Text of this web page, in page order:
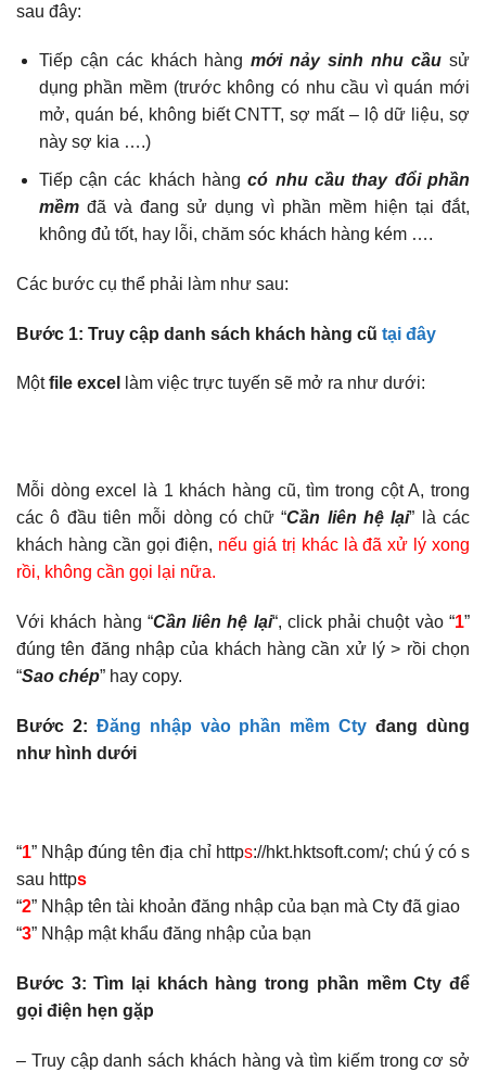
sau đây:
Tiếp cận các khách hàngmới nảy sinh nhu cầu sử
dụng phần mềm (trước không có nhu cầu vì quán mới
mở, quán bé, không biết CNTT, sợ mất – lộ dữ liệu, sợ
này sợ kia ….)
Tiếp cận các khách hàngcó nhu cầu thay đổi phần
mềmđã và đang sử dụng vì phần mềm hiện tại đắt,
không đủ tốt, hay lỗi, chăm sóc khách hàng kém ….
Các bước cụ thể phải làm như sau:
Bước 1: Truy cập danh sách khách hàng cũ tại đây
Mộtfile excel làm việc trực tuyến sẽ mở ra như dưới:
Mỗi dòng excel là 1 khách hàng cũ, tìm trong cột A, trong
các ô đầu tiên mỗi dòng có chữ “Cần liên hệ lại” là các
khách hàng cần gọi điện, nếu giá trị khác là đã xử lý xong
rồi, không cần gọi lại nữa.
Với khách hàng “Cần liên hệ lại“, click phải chuột vào “1”
đúng tên đăng nhập của khách hàng cần xử lý > rồi chọn
“Sao chép” hay copy.
Bước 2: Đăng nhập vào phần mềm Cty đang dùng
như hình dưới
“1” Nhập đúng tên địa chỉ https://hkt.hktsoft.com/; chú ý có s
sau https
“2” Nhập tên tài khoản đăng nhập của bạn mà Cty đã giao
“3” Nhập mật khẩu đăng nhập của bạn
Bước 3: Tìm lại khách hàng trong phần mềm Cty để
gọi điện hẹn gặp
– Truy cập danh sách khách hàng và tìm kiếm trong cơ sở